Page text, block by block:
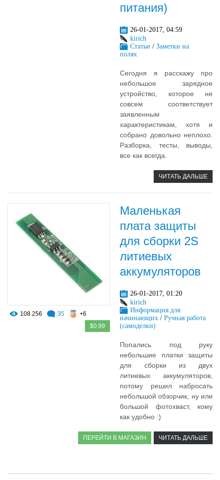
питания)
26-01-2017, 04:59
kirich
Статьи / Заметки на
полях
Сегодня я расскажу про
небольшое зарядное
устройство, которое не
совсем соответствует
заявленным
характеристикам, хотя и
собрано довольно неплохо.
Разборка, тесты, выводы,
все как всегда.
ЧИТАТЬ ДАЛЬШЕ
108 256 35
+6
$0.99
Маленькая
плата защиты
для сборки 2S
литиевых
аккумуляторов
26-01-2017, 01:20
kirich
Информация для
начинающих / Ручная работа
(самоделки)
Попались под руку
небольшие платки защиты
для сборки из двух
литиевых аккумуляторов,
потому решил набросать
небольшой обзорчик, ну или
большой фотохваст, кому
как удобно :)
ПЕРЕЙТИ В МАГАЗИН ЧИТАТЬ ДАЛЬШЕ